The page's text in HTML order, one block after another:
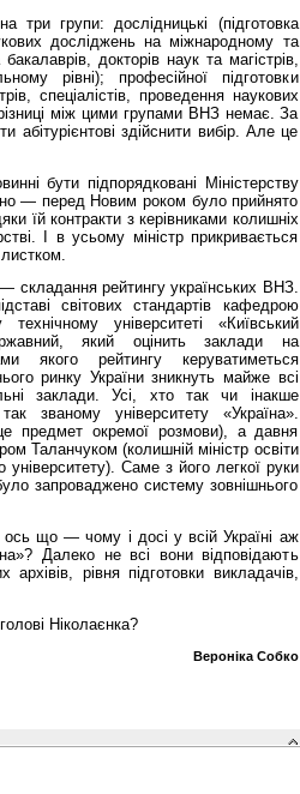
три групи: дослідницькі (підготовка
досліджень на міжнародному та
докторів наук та магістрів,
рівні); професійної підготовки
спеціалістів, проведення наукових
між цими групами ВНЗ немає. За
здійснити вибір. Але це
бути підпорядковані Міністерству
— перед Новим роком було прийнято
їй контракти з керівниками колишніх
І в усьому міністр прикривається
— складання рейтингу українських ВНЗ.
світових стандартів кафедрою
університеті «Київський
який оцінить заклади на
якого рейтингу керуватиметься
ринку України зникнуть майже всі
заклади. Усі, хто так чи інакше
званому університету «Україна».
предмет окремої розмови), а давня
Таланчуком (колишній міністр освіти
університету). Саме з його легкої руки
запроваджено систему зовнішнього
ось що — чому і досі у всій Україні аж
Далеко не всі вони відповідають
архівів, рівня підготовки викладачів,
Ніколаєнка?
Вероніка Собко